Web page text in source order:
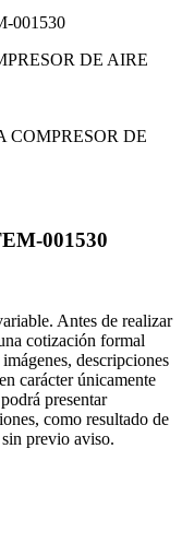
001530
001530
Antes de realizar
cotización formal
descripciones
carácter únicamente
presentar
como resultado de
previo aviso.